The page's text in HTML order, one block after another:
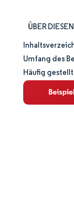
ÜBER
Trends
Umfang des
Häufig